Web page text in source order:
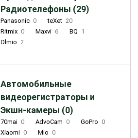
Радиотелефоны (29)
Panasonic 0 teXet 20
Ritmix 0 Maxvi 6 BQ 1
Olmio 2
Автомобильные
видеорегистраторы и
Экшн-камеры (0)
70mai 0 AdvoCam 0 GoPro 0
Xiaomi 0 Mio 0